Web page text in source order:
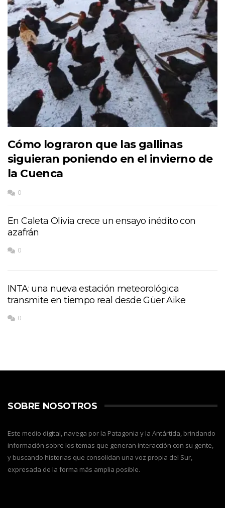
Cómo lograron que las gallinas
siguieran poniendo en el invierno de
la Cuenca
0
En Caleta Olivia crece un ensayo inédito con
azafrán
0
INTA: una nueva estación meteorológica
transmite en tiempo real desde Güer Aike
0
SOBRE NOSOTROS
Este medio digital, navega por la Patagonia y la Antártida, brindando
información sobre los temas que generan interacción con su gente,
y buscando historias que consolidan una voz propia del Sur,
expresada de la forma más amplia posible.